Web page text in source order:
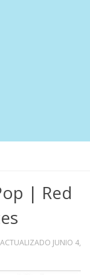
| Red
ACTUALIZADO JUNIO 4,